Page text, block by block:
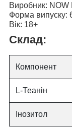
Виробник:
Форма випуску:
Вік: 18+
Склад:
Компонент
L-Теанін
Інозитол